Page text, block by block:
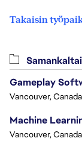
Takaisin
Gameplay
Vancouver, Canada
Machine
Vancouver, Canada